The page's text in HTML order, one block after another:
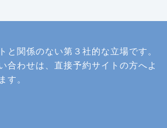
と関係のない第３社的な立場です。
合わせは、直接予約サイトの方へよ
す。